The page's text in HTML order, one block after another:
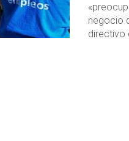
negocio
directivo